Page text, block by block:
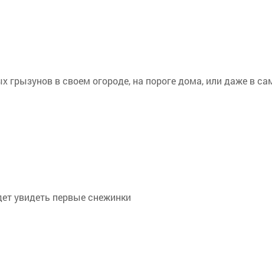
грызунов в своем огороде, на пороге дома, или даже в
увидеть первые снежинки